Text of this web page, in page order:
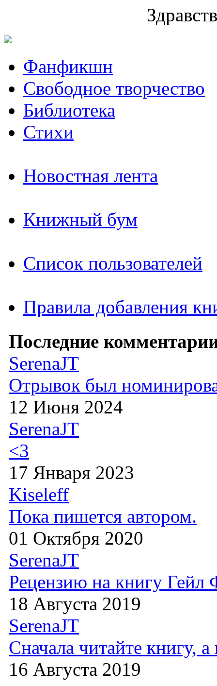
Фанфикшн
Свободное творчество
Библиотека
Стихи
Новостная лента
Книжный бум
Список пользователей
Правила добавления
Последние
SerenaJT
Отрывок был
12 Июня 2024
SerenaJT
<3
17 Января 2023
Kiseleff
Пока пишется автором.
01 Октября 2020
SerenaJT
Рецензию на книгу
18 Августа 2019
SerenaJT
Сначала читайте книгу,
16 Августа 2019